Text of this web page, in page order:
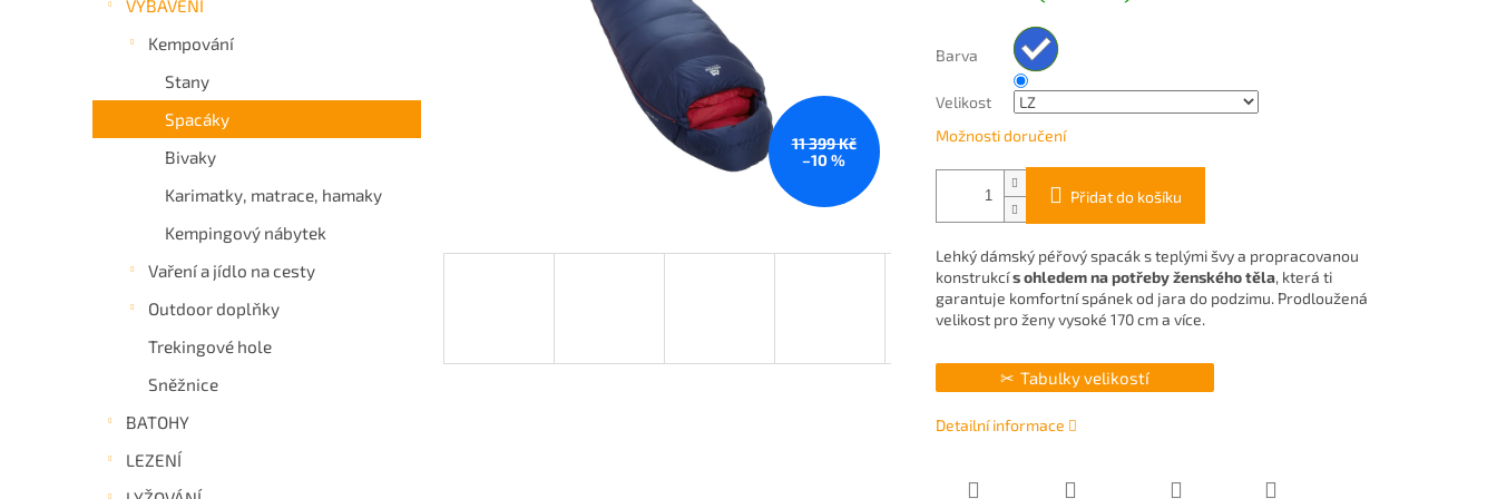
l
VYBAVENÍ
Kempování
Stany
Spacáky
Bivaky
Karimatky, matrace, hamaky
Kempingový nábytek
Vaření a jídlo na cesty
Outdoor doplňky
Trekingové hole
Sněžnice
BATOHY
LEZENÍ
11 399 Kč
–10 %
Barva
Velikost
Možnosti doručení
Přidat do košíku
Lehký dámský péřový spacák s teplými švy a propracovanou
konstrukcís ohledem na potřeby ženského těla, která ti
garantuje komfortní spánek od jara do podzimu. Prodloužená
velikost pro ženy vysoké 170 cm a více.
Tabulky velikostí
Detailní informace